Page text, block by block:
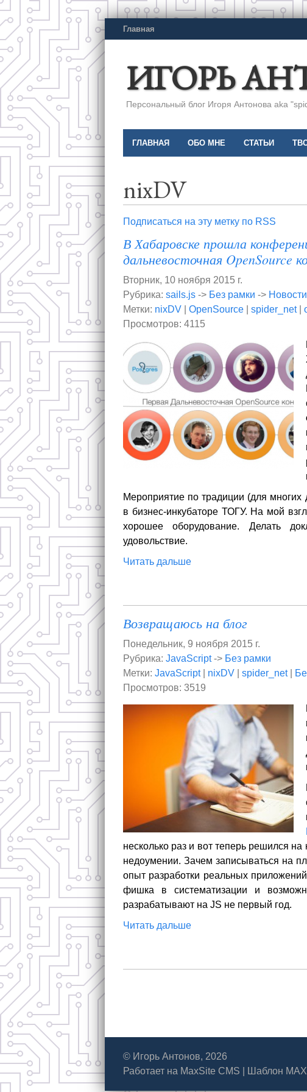
Главная
ИГОРЬ
Персональный блог Игоря Антонова aka
ГЛАВНАЯ ОБО МНЕ СТАТЬИ
nixDV
Подписаться на эту метку по RSS
В Хабаровске прошла
дальневосточная OpenSource
Вторник, 10 ноября 2015 г.
Рубрика: sails.js -> Без рамки -> Новости
Метки: nixDV OpenSource spider_net|
Просмотров: 4115
Мероприятие по традиции (для многих
в бизнес-инкубаторе ТОГУ. На мой
хорошее оборудование. Делать
удовольствие.
Читать дальше
Возвращаюсь на блог
Понедельник, 9 ноября 2015 г.
Рубрика: JavaScript-> Без рамки
Метки: JavaScript| nixDV spider_net|
Просмотров: 3519
несколько раз и вот теперь решился
недоумении. Зачем записываться на
опыт разработки реальных
фишка в систематизации и
разрабатывают на JS не первый год.
Читать дальше
© Игорь Антонов, 2026
Работает на MaxSite CMS Шаблон